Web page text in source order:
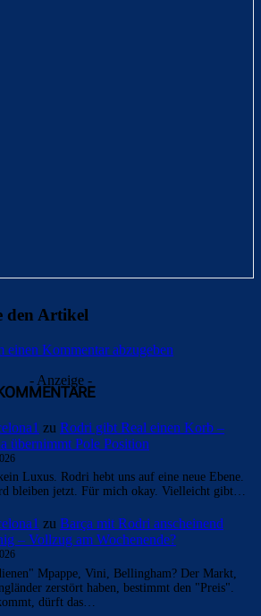
den Artikel
einen Kommentar abzugeben
- Anzeige -
zu Rodri gibt Real einen Korb –
übernimmt Pole Position
Luxus. Rodri hebt uns auf eine neue Ebene.
bleiben jetzt. Für mich okay. Vielleicht gibt…
zu Barça mit Rodri anscheinend
– Vollzug am Wochenende?
Mpappe, Vini, Bellingham? Der Markt,
zerstört haben, bestimmt den "Preis".
dürft das…